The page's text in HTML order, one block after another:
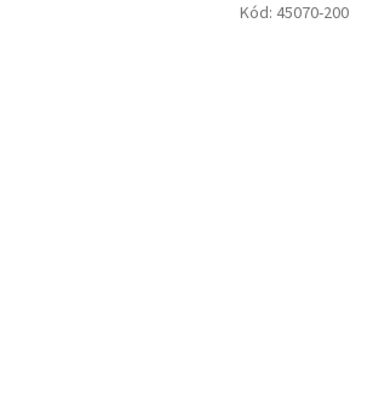
Kód: 45070-200